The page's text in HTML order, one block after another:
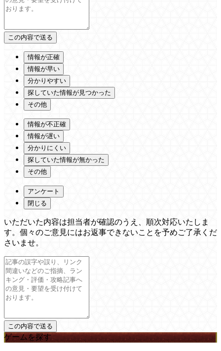
情報が正確
情報が早い
分かりやすい
探していた情報が見つかった
その他
情報が不正確
情報が遅い
分かりにくい
探していた情報が無かった
その他
アンケート
閉じる
いただいた内容は担当者が確認のうえ、順次対応いたしま
す。個々のご意見にはお返事できないことを予めご了承くだ
さいませ。
ゲームを探す